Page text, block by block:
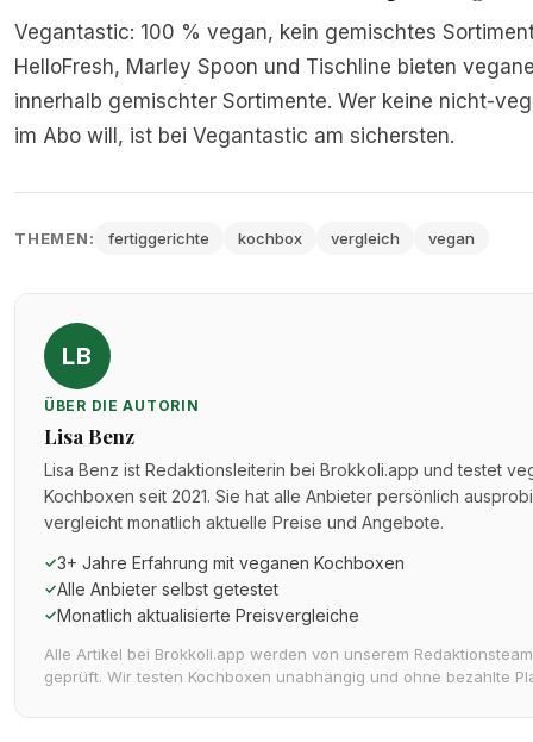
Vegantastic: 100 % vegan, kein gemischtes
HelloFresh, Marley Spoon und Tischline bieten
innerhalb gemischter Sortimente. Wer keine nicht-
im Abo will, ist bei Vegantastic am sichersten.
THEMEN: fertiggerichte kochbox vergleich vegan
LB
ÜBER DIE AUTORIN
Lisa Benz
Lisa Benz ist Redaktionsleiterin bei Brokkoli.app und testet
Kochboxen seit 2021. Sie hat alle Anbieter persönlich
vergleicht monatlich aktuelle Preise und Angebote.
✓3+ Jahre Erfahrung mit veganen Kochboxen
✓Alle Anbieter selbst getestet
✓Monatlich aktualisierte Preisvergleiche
Alle Artikel bei Brokkoli.app werden von unserem
geprüft. Wir testen Kochboxen unabhängig und ohne bezahlte